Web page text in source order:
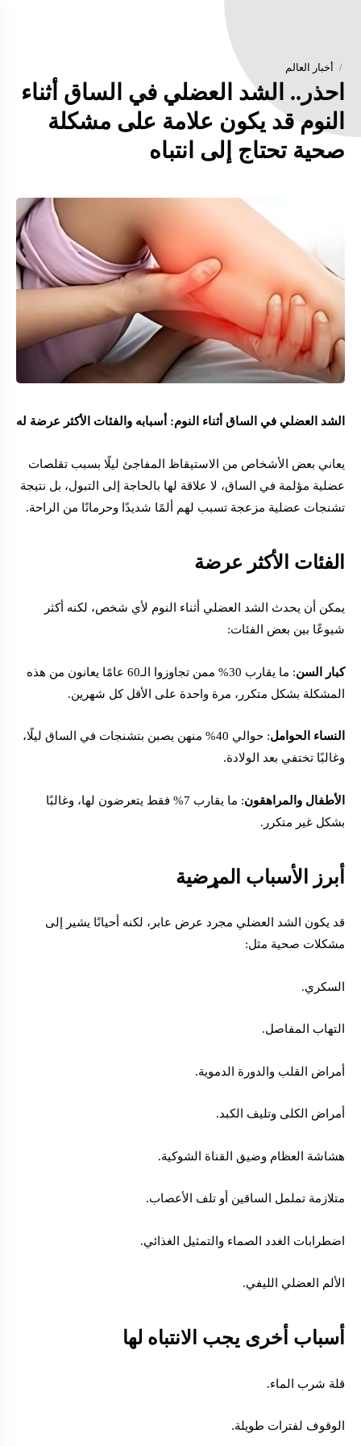
أخبار العالم
احذر.. الشد العضلي في الساق أثناء
النوم قد يكون علامة على مشكلة
صحية تحتاج إلى انتباه
الشد العضلي في الساق أثناء النوم: أسبابه والفئات الأكثر عرضة له
يعاني بعض الأشخاص من الاستيقاظ المفاجئ ليلًا بسبب تقلصات
عضلية مؤلمة في الساق، لا علاقة لها بالحاجة إلى التبول، بل نتيجة
تشنجات عضلية مزعجة تسبب لهم ألمًا شديدًا وحرمانًا من الراحة.
الفئات الأكثر عرضة
يمكن أن يحدث الشد العضلي أثناء النوم لأي شخص، لكنه أكثر
شيوعًا بين بعض الفئات:
كبار السن
: ما يقارب 30% ممن تجاوزوا الـ60 عامًا يعانون من هذه
المشكلة بشكل متكرر، مرة واحدة على الأقل كل شهرين.
النساء الحوامل
: حوالي 40% منهن يصبن بتشنجات في الساق ليلًا،
وغالبًا تختفي بعد الولادة.
الأطفال والمراهقون
: ما يقارب 7% فقط يتعرضون لها، وغالبًا
بشكل غير متكرر.
أبرز الأسباب المړضية
قد يكون الشد العضلي مجرد عرض عابر، لكنه أحيانًا يشير إلى
مشكلات صحية مثل:
السكري.
التهاب المفاصل.
أمراض القلب والدورة الدموية.
أمراض الكلى وتليف الكبد.
هشاشة العظام وضيق القناة الشوكية.
متلازمة تململ الساقين أو تلف الأعصاب.
اضطرابات الغدد الصماء والتمثيل الغذائي.
الألم العضلي الليفي.
أسباب أخرى يجب الانتباه لها
قلة شرب الماء.
الوقوف لفترات طويلة.